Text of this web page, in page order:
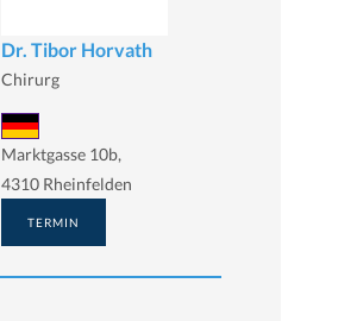
Dr. Tibor Horvath
Chirurg
Marktgasse 10b,
4310 Rheinfelden
TERMIN